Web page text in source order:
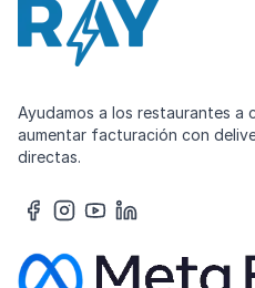
Ayudamos a los restaurantes a
aumentar facturación con
directas.